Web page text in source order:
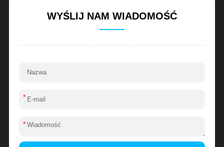
WYŚLIJ NAM WIADOMOŚĆ
*
*